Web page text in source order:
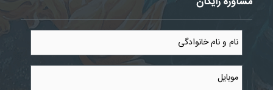
نام
نام
خانوادگی
موبایل